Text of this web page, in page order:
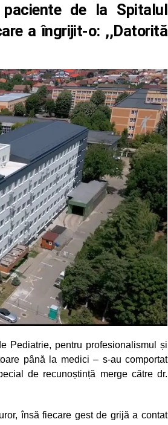
de la Spitalul
a îngrijit-o: ,,Datorită
Pediatrie, pentru profesionalismul și
până la medici – s-au comportat
de recunoștință merge către dr.
însă fiecare gest de grijă a contat